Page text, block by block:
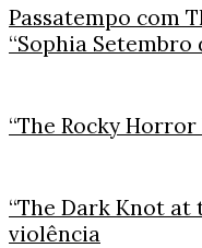
Passatempo com
“Sophia Setembro
“The Rocky Horror
“The Dark Knot at
violência